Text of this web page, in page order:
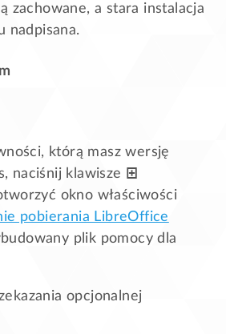
zachowane, a stara instalacja
nadpisana.
którą masz wersję
naciśnij klawisze ⊞
okno właściwości
pobierania LibreOffice
plik pomocy dla
opcjonalnej